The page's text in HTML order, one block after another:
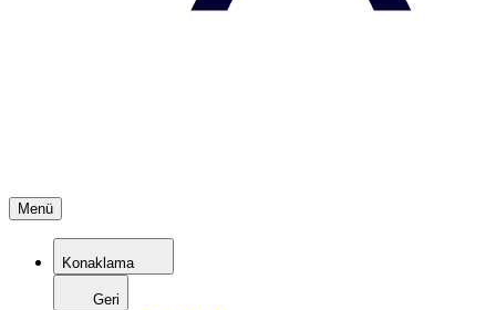
Menü
Konaklama
Geri